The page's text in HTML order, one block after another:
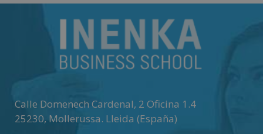
v
e
:
Calle Domenech Cardenal, 2 Oficina 1.4
25230, Mollerussa. Lleida (España)